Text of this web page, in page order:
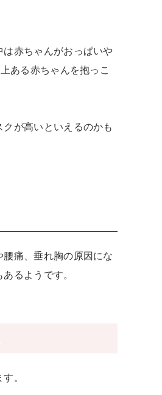
赤ちゃんがおっぱいや
ある赤ちゃんを抱っこ
が高いといえるのかも
痛、垂れ胸の原因にな
るようです。
。